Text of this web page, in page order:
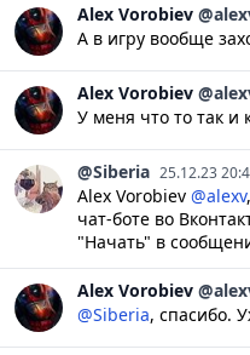
Alex Vorobiev
А в игру вообще
Alex Vorobiev
У меня что то так и
@Siberia 25.12.23
Alex Vorobiev @alexv
чат-боте во
"Начать" в
Alex Vorobiev
@Siberia, спасибо.